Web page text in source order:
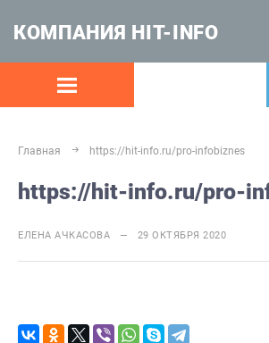
КОМПАНИЯ HIT-INFO
Главная https://hit-info.ru/pro-infobiznes
https://hit-info.ru/pro-
ЕЛЕНА АЧКАСОВА — 29 ОКТЯБРЯ 2020
Запись эфира: Почему жизнь
интересна Трилогия "РАСПАД"…